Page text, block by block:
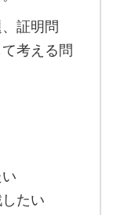
証明問
考える問
たい